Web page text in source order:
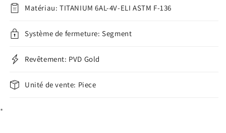
Matériau: TITANIUM 6AL-4V-ELI ASTM F-136
Système de fermeture: Segment
Revêtement: PVD Gold
Unité de vente: Piece
*